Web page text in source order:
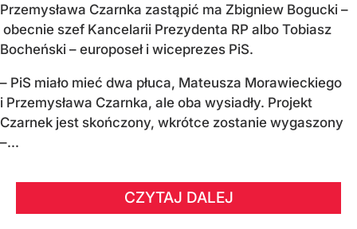
Przemysława Czarnka zastąpić ma Zbigniew Bogucki –
obecnie szef Kancelarii Prezydenta RP albo Tobiasz
Bocheński – europoseł i wiceprezes PiS.
– PiS miało mieć dwa płuca, Mateusza Morawieckiego
i Przemysława Czarnka, ale oba wysiadły. Projekt
Czarnek jest skończony, wkrótce zostanie wygaszony
–...
CZYTAJ DALEJ